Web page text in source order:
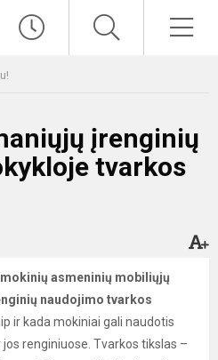
įrenginių
tvarkos
asmeninių mobiliųjų
naudojimo tvarkos
ir kada mokiniai gali naudotis
renginiuose. Tvarkos tikslas –